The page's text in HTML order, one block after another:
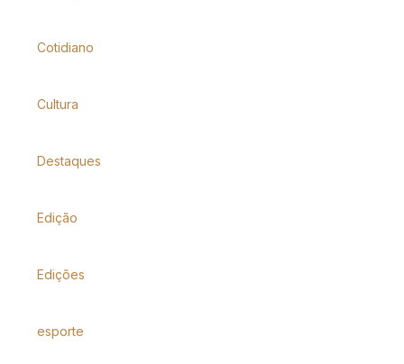
Cotidiano
Cultura
Destaques
Edição
Edições
esporte